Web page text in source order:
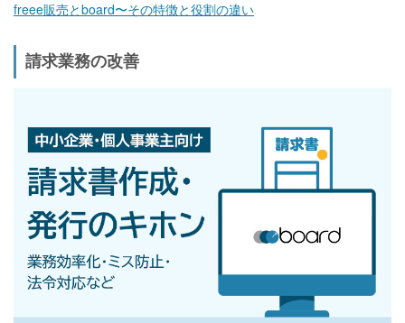
freee販売とboard〜その特徴と役割の違い
請求業務の改善